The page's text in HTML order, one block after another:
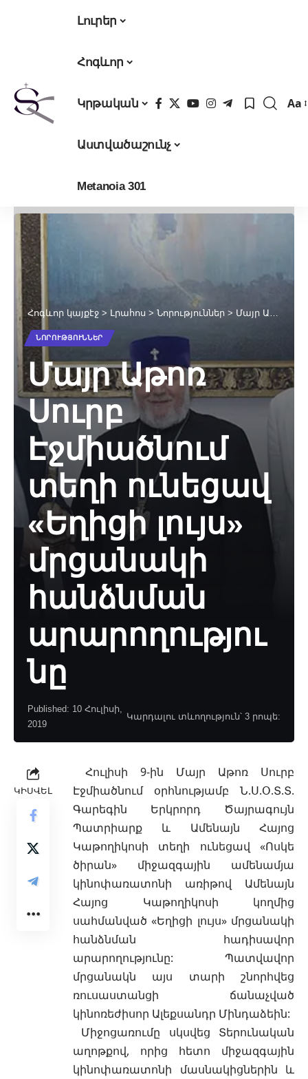
Լուրեր
Հոգևոր
Կրթական
Աստվածաշունչ
Metanoia 301
Aa
Հոգևոր կայքէջ > Լրահոս > Նորություններ > Մայր Աթոռ Սուրբ Էջմիածնում տեղի ունեցավ «Եղիցի լույս» մրցանակի հանձնման արարողությունը
ՆՈՐՈՒԹՅՈՒՆՆԵՐ
Մայր Աթոռ
Սուրբ
Էջմիածնում
տեղի ունեցավ
«Եղիցի լույս»
մրցանակի
հանձնման
արարողությու
նը
Published: 10 Հուլիսի,
2019
Կարդալու տևողություն՝ 3 րոպե:
ԿԻՍՎԵԼ
Հուլիսի 9-ին Մայր Աթոռ Սուրբ
Էջմիածնում օրհնությամբ Ն.Ս.Օ.Տ.Տ.
Գարեգին Երկրորդ Ծայրագույն
Պատրիարք և Ամենայն Հայոց
Կաթողիկոսի տեղի ունեցավ «Ոսկե
ծիրան» միջազգային ամենամյա
կինոփառատոնի առիթով Ամենայն
Հայոց Կաթողիկոսի կողմից
սահմանված «Եղիցի լույս» մրցանակի
հանձնման հադիսավոր
արարողությունը: Պատվավոր
մրցանակն այս տարի շնորհվեց
ռուսաստանցի ճանաչված
կինոռեժիսոր Ալեքսանդր Մինդաձեին:
Միջոցառումը սկսվեց Տերունական
աղոթքով, որից հետո միջազգային
կինոփառատոնի մասնակիցներին և